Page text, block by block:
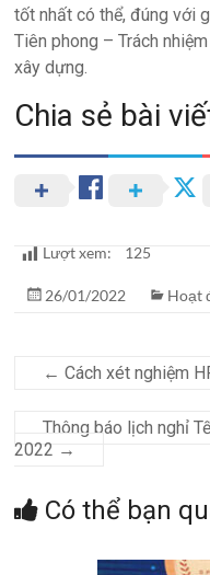
tốt nhất có thể, đúng với
Tiên phong – Trách
xây dựng.
Chia sẻ bài
Lượt xem: 125
26/01/2022 Hoạt
← Cách xét nghiệm
Thông báo lịch nghỉ
2022 →
Có thể bạn